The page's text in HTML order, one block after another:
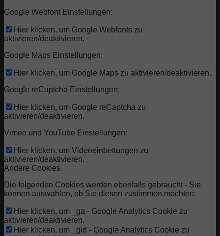
Google Webfont Einstellungen:
Hier klicken, um Google Webfonts zu
aktivieren/deaktivieren.
Google Maps Einstellungen:
Hier klicken, um Google Maps zu aktivieren/deaktivieren.
Google reCaptcha Einstellungen:
Hier klicken, um Google reCaptcha zu
aktivieren/deaktivieren.
Vimeo und YouTube Einstellungen:
Hier klicken, um Videoeinbettungen zu
aktivieren/deaktivieren.
Andere Cookies
Die folgenden Cookies werden ebenfalls gebraucht - Sie
können auswählen, ob Sie diesen zustimmen möchten:
Hier klicken, um _ga - Google Analytics Cookie zu
aktivieren/deaktivieren.
Hier klicken, um _gid - Google Analytics Cookie zu